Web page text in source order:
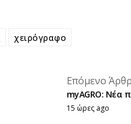
χειρόγραφο
placeholder
Επόμενο
myAGRO: Νέα
15 ώρες ago